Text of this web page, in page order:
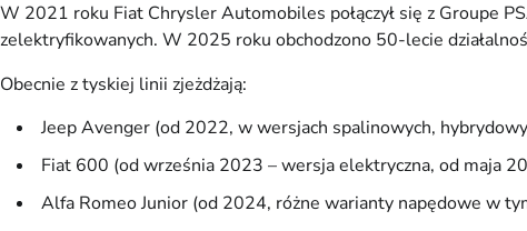
W 2021 roku Fiat Chrysler Automobiles połączył się z Groupe
zelektryfikowanych. W 2025 roku obchodzono 50-lecie
Obecnie z tyskiej linii zjeżdżają:
Jeep Avenger (od 2022, w wersjach spalinowych,
Fiat 600 (od września 2023 – wersja elektryczna, od maja
Alfa Romeo Junior (od 2024, różne warianty napędowe w